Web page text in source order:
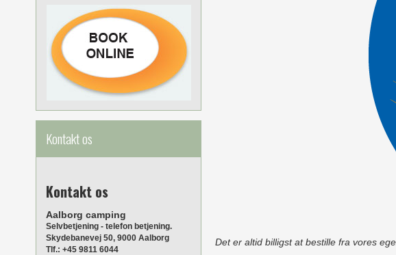
Kontakt os
Kontakt os
Aalborg camping
Selvbetjening - telefon betjening.
Skydebanevej 50, 9000 Aalborg
Tlf.: +45 9811 6044
Det er altid billigst at bestille fra vores